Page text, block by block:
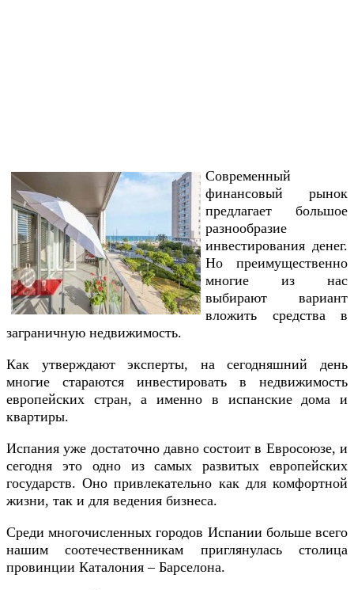
Современный
финансовый рынок
предлагает большое
разнообразие
инвестирования денег.
Но преимущественно
многие из нас
выбирают вариант
вложить средства в
заграничную недвижимость.
Как утверждают эксперты, на сегодняшний день
многие стараются инвестировать в недвижимость
европейских стран, а именно в испанские дома и
квартиры.
Испания уже достаточно давно состоит в Евросоюзе, и
сегодня это одно из самых развитых европейских
государств. Оно привлекательно как для комфортной
жизни, так и для ведения бизнеса.
Среди многочисленных городов Испании больше всего
нашим соотечественникам приглянулась столица
провинции Каталония – Барселона.